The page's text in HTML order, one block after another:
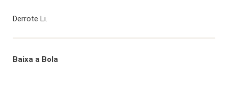
Derrote Li.
Baixa a Bola